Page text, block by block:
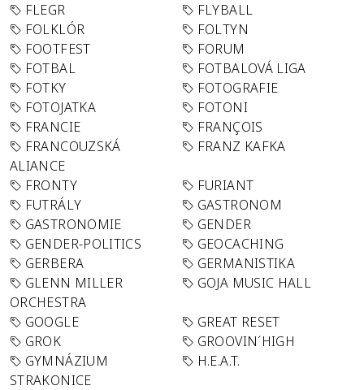
FLEGR
FLYBALL
FOLKLÓR
FOLTYN
FOOTFEST
FORUM
FOTBAL
FOTBALOVÁ LIGA
FOTKY
FOTOGRAFIE
FOTOJATKA
FOTONI
FRANCIE
FRANÇOIS
FRANCOUZSKÁ
ALIANCE
FRANZ KAFKA
FRONTY
FURIANT
FUTRÁLY
GASTRONOM
GASTRONOMIE
GENDER
GENDER-POLITICS
GEOCACHING
GERBERA
GERMANISTIKA
GLENN MILLER
ORCHESTRA
GOJA MUSIC HALL
GOOGLE
GREAT RESET
GROK
GROOVIN´HIGH
GYMNÁZIUM
STRAKONICE
H.E.A.T.